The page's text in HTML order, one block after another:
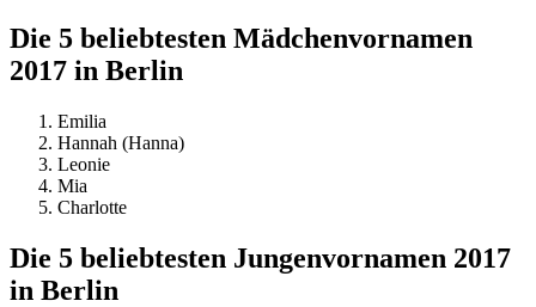
Die 5 beliebtesten Mädchenvornamen
2017 in Berlin
Emilia
Hannah (Hanna)
Leonie
Mia
Charlotte
Die 5 beliebtesten Jungenvornamen 2017
in Berlin